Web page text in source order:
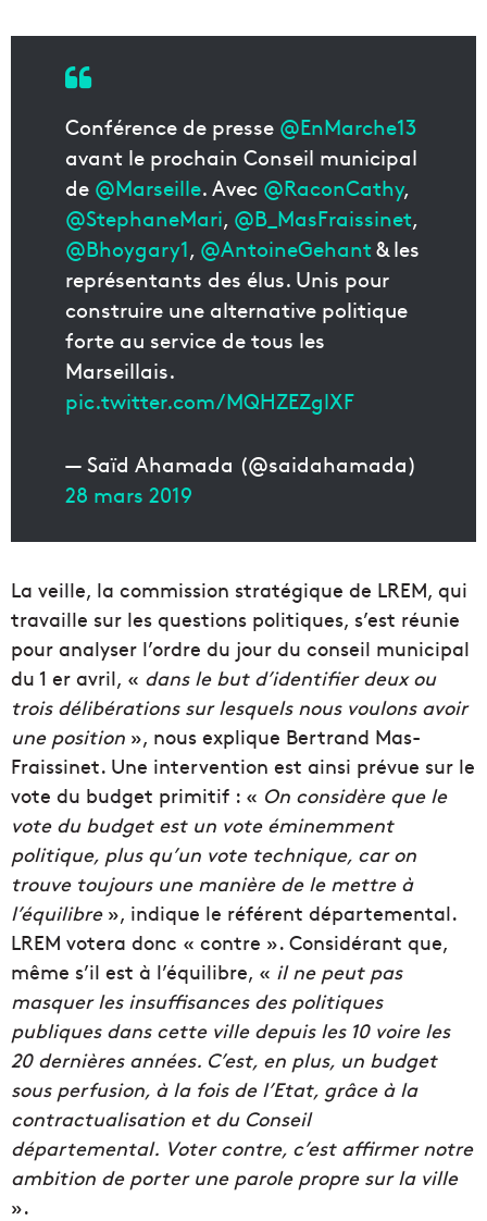
Conférence de presse @EnMarche13
avant le prochain Conseil municipal
de @Marseille. Avec @RaconCathy,
@StephaneMari, @B_MasFraissinet,
@Bhoygary1, @AntoineGehant& les
représentants des élus. Unis pour
construire une alternative politique
forte au service de tous les
Marseillais.
pic.twitter.com/MQHZEZglXF
— Saïd Ahamada (@saidahamada)
28 mars 2019
La veille, la commission stratégique de LREM, qui
travaille sur les questions politiques, s’est réunie
pour analyser l’ordre du jour du conseil municipal
du 1 er avril, « dans le but d’identifier deux ou
trois délibérations sur lesquels nous voulons avoir
une position », nous explique Bertrand Mas-
Fraissinet. Une intervention est ainsi prévue sur le
vote du budget primitif : « On considère que le
vote du budget est un vote éminemment
politique, plus qu’un vote technique, car on
trouve toujours une manière de le mettre à
l’équilibre», indique le référent départemental.
LREM votera donc « contre ». Considérant que,
même s’il est à l’équilibre, « il ne peut pas
masquer les insuffisances des politiques
publiques dans cette ville depuis les 10 voire les
20 dernières années. C’est, en plus, un budget
sous perfusion, à la fois de l’Etat, grâce à la
contractualisation et du Conseil
départemental. Voter contre, c’est affirmer notre
ambition de porter une parole propre sur la ville
».